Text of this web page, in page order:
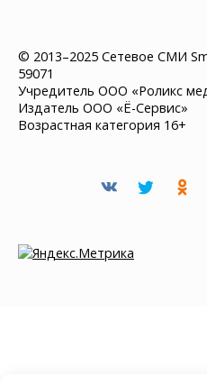
© 2013–2025 Сетевое СМИ
59071
Учредитель ООО «Роликс
Издатель ООО «Ё-Сервис»
Возрастная категория 16+